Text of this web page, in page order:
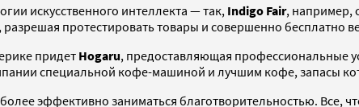
искусственного интеллекта — так, Indigo Fair, например,
протестировать товары и совершенно бесплатно
придет Hogaru, предоставляющая профессиональные
специальной кофе-машиной и лучшим кофе, запасы
эффективно заниматься благотворительностью. Все,